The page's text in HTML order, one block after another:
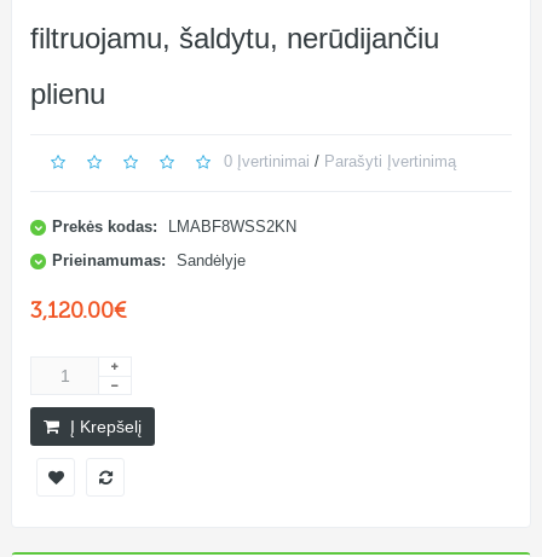
filtruojamu, šaldytu, nerūdijančiu
plienu
0 Įvertinimai / Parašyti Įvertinimą
Prekės kodas:
LMABF8WSS2KN
Prieinamumas:
Sandėlyje
3,120.00€
Į Krepšelį